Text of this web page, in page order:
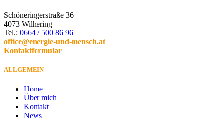
Schöneringerstraße 36
4073 Wilhering
Tel.: 0664 / 500 86 96
office@energie-und-mensch.at
Kontaktformular
ALLGEMEIN
Home
Über mich
Kontakt
News